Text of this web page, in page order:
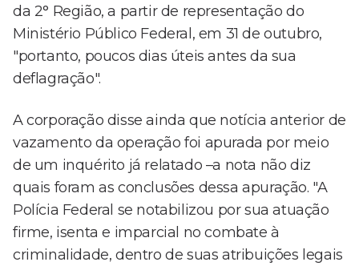
da 2° Região, a partir de representação do
Ministério Público Federal, em 31 de outubro,
"portanto, poucos dias úteis antes da sua
deflagração".
A corporação disse ainda que notícia anterior de
vazamento da operação foi apurada por meio
de um inquérito já relatado –a nota não diz
quais foram as conclusões dessa apuração. "A
Polícia Federal se notabilizou por sua atuação
firme, isenta e imparcial no combate à
criminalidade, dentro de suas atribuições legais